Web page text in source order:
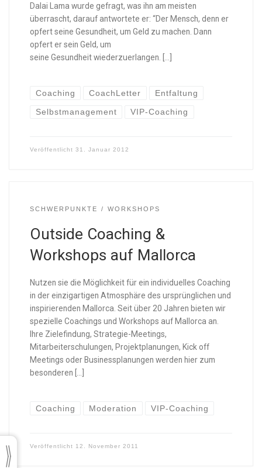
Dalai Lama wurde gefragt, was ihn am meisten
überrascht, darauf antwortete er: “Der Mensch, denn er
opfert seine Gesundheit, um Geld zu machen. Dann
opfert er sein Geld, um
seine Gesundheit wiederzuerlangen. […]
Coaching CoachLetter Entfaltung
Selbstmanagement VIP-Coaching
Veröffentlicht 31. Januar 2012
SCHWERPUNKTE WORKSHOPS
Outside Coaching &
Workshops auf Mallorca
Nutzen sie die Möglichkeit für ein individuelles Coaching
in der einzigartigen Atmosphäre des ursprünglichen und
inspirierenden Mallorca. Seit über 20 Jahren bieten wir
spezielle Coachings und Workshops auf Mallorca an.
Ihre Zielefindung, Strategie-Meetings,
Mitarbeiterschulungen, Projektplanungen, Kick off
Meetings oder Businessplanungen werden hier zum
besonderen […]
Coaching Moderation VIP-Coaching
Veröffentlicht 12. November 2011